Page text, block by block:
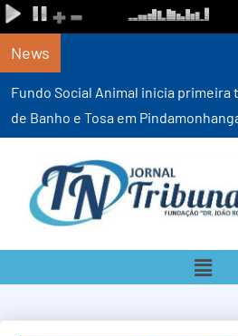
News
Fundo Social Animal inicia
de Banho e Tosa em